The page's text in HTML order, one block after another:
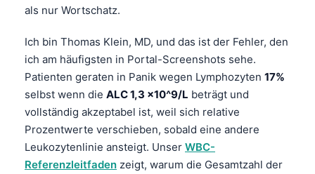
als nur Wortschatz.
Ich bin Thomas Klein, MD, und das ist der Fehler, den
ich am häufigsten in Portal-Screenshots sehe.
Patienten geraten in Panik wegen Lymphozyten 17%
selbst wenn die ALC 1,3 x10^9/L beträgt und
vollständig akzeptabel ist, weil sich relative
Prozentwerte verschieben, sobald eine andere
Leukozytenlinie ansteigt. Unser WBC-
Referenzleitfaden zeigt, warum die Gesamtzahl der